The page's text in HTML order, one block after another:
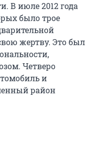
В июле 2012 года
было трое
жертву. Это был
Четверо
и
район